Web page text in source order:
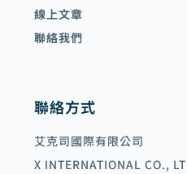
線上文章
聯絡我們
聯絡方式
艾克司國際有限公司
X INTERNATIONAL CO.,